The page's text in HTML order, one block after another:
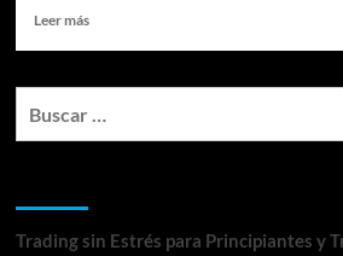
Leer másLeer
Tiendas
ensueño
Trading sin Estrés para Principiantes y